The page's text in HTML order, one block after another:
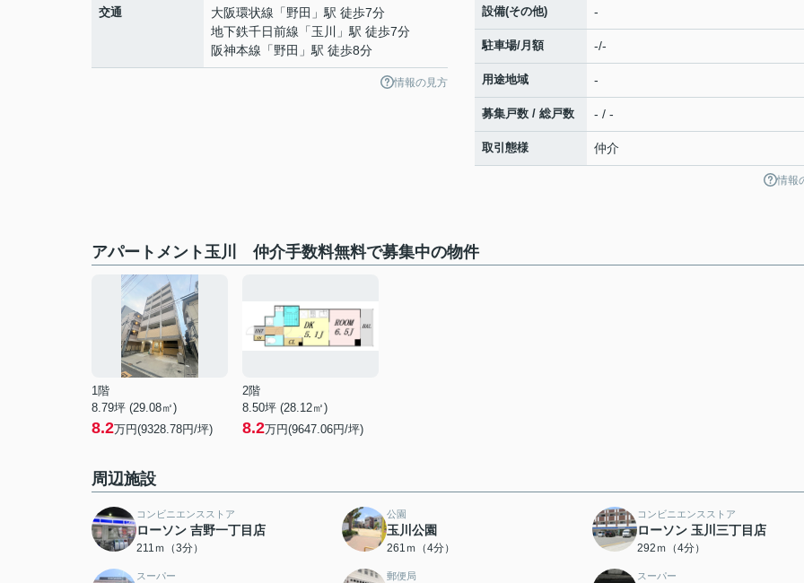
交通 大阪環状線 「野田 」駅 徒歩7分
地下鉄千日前線 「玉川
」駅 徒歩7分
阪神本線 「野田 」駅 徒歩8分
情報の見方
設備(その他) -
駐車場/月額 -/-
用途地域 -
募集戸数 / 総戸数 - / -
取引態様 仲介
情報
アパートメント玉川 仲介手数料無料で募集中の物件
1階
8.79坪 (29.08㎡)
8.2万円(9328.78円/坪)
2階
8.50坪 (28.12㎡)
8.2万円(9647.06円/坪)
周辺施設
コンビニエンスストア
ローソン 吉野一丁目店
211ｍ（3分）
公園
玉川公園
261ｍ（4分）
コンビニエンスストア
ローソン 玉川三丁目店
292ｍ（4分）
スーパー 郵便局 スーパー